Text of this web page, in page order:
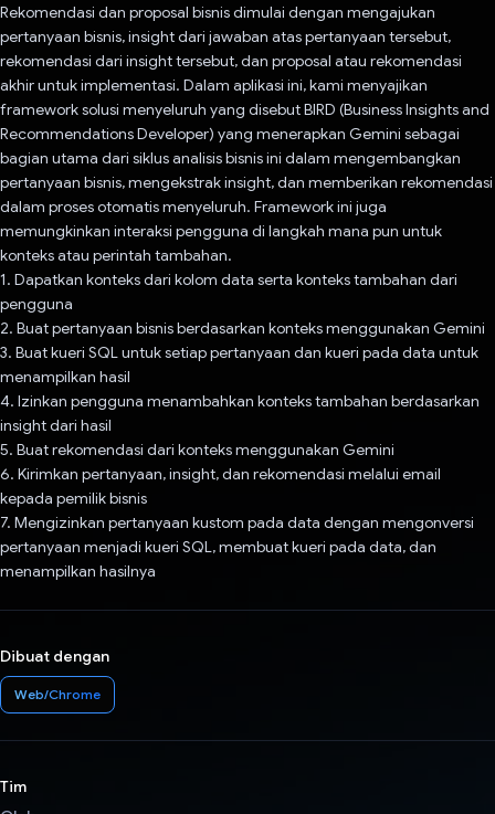
Rekomendasi dan proposal bisnis dimulai dengan mengajukan
pertanyaan bisnis, insight dari jawaban atas pertanyaan tersebut,
rekomendasi dari insight tersebut, dan proposal atau rekomendasi
akhir untuk implementasi. Dalam aplikasi ini, kami menyajikan
framework solusi menyeluruh yang disebut BIRD (Business Insights and
Recommendations Developer) yang menerapkan Gemini sebagai
bagian utama dari siklus analisis bisnis ini dalam mengembangkan
pertanyaan bisnis, mengekstrak insight, dan memberikan rekomendasi
dalam proses otomatis menyeluruh. Framework ini juga
memungkinkan interaksi pengguna di langkah mana pun untuk
konteks atau perintah tambahan.
1. Dapatkan konteks dari kolom data serta konteks tambahan dari
pengguna
2. Buat pertanyaan bisnis berdasarkan konteks menggunakan Gemini
3. Buat kueri SQL untuk setiap pertanyaan dan kueri pada data untuk
menampilkan hasil
4. Izinkan pengguna menambahkan konteks tambahan berdasarkan
insight dari hasil
5. Buat rekomendasi dari konteks menggunakan Gemini
6. Kirimkan pertanyaan, insight, dan rekomendasi melalui email
kepada pemilik bisnis
7. Mengizinkan pertanyaan kustom pada data dengan mengonversi
pertanyaan menjadi kueri SQL, membuat kueri pada data, dan
menampilkan hasilnya
Dibuat dengan
Web/Chrome
Tim